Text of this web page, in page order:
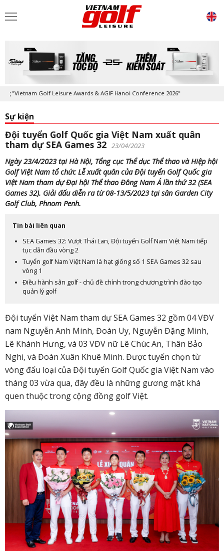
Golf Leisure Awards & AGIF Hanoi Conference 2026"
Sự kiện
Đội tuyển Golf Quốc gia Việt Nam xuất quân
tham dự SEA Games 32 23/04/2023
Ngày 23/4/2023 tại Hà Nội, Tổng cục Thể dục Thể thao và Hiệp hội
Golf Việt Nam tổ chức Lễ xuất quân của Đội tuyển Golf Quốc gia
Việt Nam tham dự Đại hội Thể thao Đông Nam Á lần thứ 32 (SEA
Games 32). Giải đấu diễn ra từ 08-13/5/2023 tại sân Garden City
Golf Club, Phnom Penh.
Tin bài liên quan
SEA Games 32: Vượt Thái Lan, Đội tuyển Golf Nam Việt Nam tiếp
tục dẫn đầu vòng 2
Tuyển golf Nam Việt Nam là hạt giống số 1 SEA Games 32 sau
vòng 1
Điều hành sân golf - chủ đề chính trong chương trình đào tạo
quản lý golf
Đội tuyển Việt Nam tham dự SEA Games 32 gồm 04 VĐV
nam Nguyễn Anh Minh, Đoàn Uy, Nguyễn Đặng Minh,
Lê Khánh Hưng, và 03 VĐV nữ Lê Chúc An, Thân Bảo
Nghi, và Đoàn Xuân Khuê Minh. Được tuyển chọn từ
vòng đấu loại của Đội tuyển Golf Quốc gia Việt Nam vào
tháng 03 vừa qua, đây đều là những gương mặt khá
quen thuộc trong cộng đồng golf Việt.